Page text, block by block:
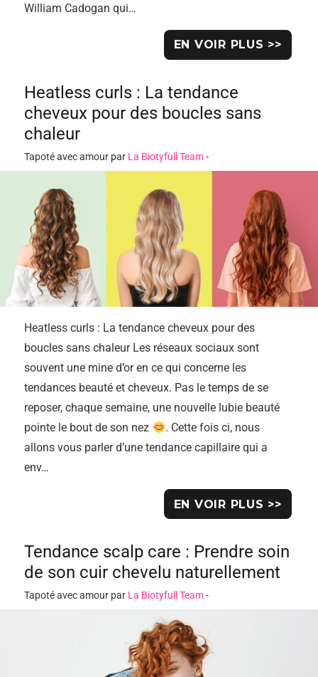
William Cadogan qui…
EN VOIR PLUS >>
Heatless curls : La tendance
cheveux pour des boucles sans
chaleur
Tapoté avec amour par La Biotyfull Team-
Heatless curls : La tendance cheveux pour des
boucles sans chaleur Les réseaux sociaux sont
souvent une mine d’or en ce qui concerne les
tendances beauté et cheveux. Pas le temps de se
reposer, chaque semaine, une nouvelle lubie beauté
pointe le bout de son nez
. Cette fois ci, nous
allons vous parler d’une tendance capillaire qui a
env…
EN VOIR PLUS >>
Tendance scalp care : Prendre soin
de son cuir chevelu naturellement
Tapoté avec amour par La Biotyfull Team-